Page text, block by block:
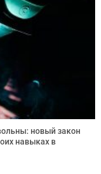
новый закон
навыках в